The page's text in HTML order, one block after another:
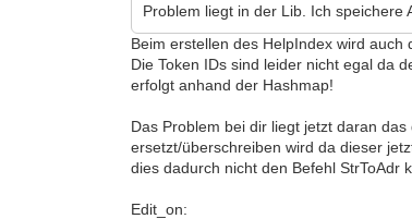
Problem liegt in der Lib. Ich speichere
Beim erstellen des HelpIndex wird
Die Token IDs sind leider nicht egal da
erfolgt anhand der Hashmap!
Das Problem bei dir liegt jetzt daran
ersetzt/überschreiben wird da dieser
dies dadurch nicht den Befehl StrToAdr
Edit_on: